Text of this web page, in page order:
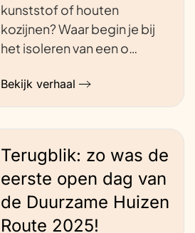
kunststof of houten
kozijnen? Waar begin je bij
het isoleren van een o…
Bekijk verhaal
Terugblik: zo was de
eerste open dag van
de Duurzame Huizen
Route 2025!